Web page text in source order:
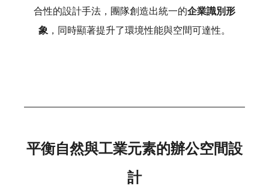
合性的設計手法，團隊創造出統一的企業識別形
象 ，同時顯著提升了環境性能與空間可達性。
平衡自然與工業元素的辦公空間設
計